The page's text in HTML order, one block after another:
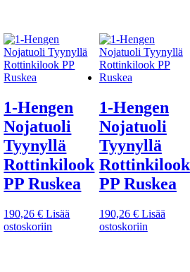
1-Hengen
Nojatuoli
Tyynyllä
Rottinkilook
PP Ruskea
190,26€ Lisää
ostoskoriin
1-Hengen
Nojatuoli
Tyynyllä
Rottinkilook
PP Ruskea
190,26 € Lisää
ostoskoriin